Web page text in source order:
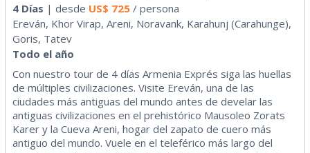
4 Días | desde US$ 725 / persona
Ereván, Khor Virap, Areni, Noravank, Karahunj (Carahunge),
Goris, Tatev
Todo el año
Con nuestro tour de 4 días Armenia Exprés siga las huellas
de múltiples civilizaciones. Visite Ereván, una de las
ciudades más antiguas del mundo antes de develar las
antiguas civilizaciones en el prehistórico Mausoleo Zorats
Karer y la Cueva Areni, hogar del zapato de cuero más
antiguo del mundo. Vuele en el teleférico más largo del